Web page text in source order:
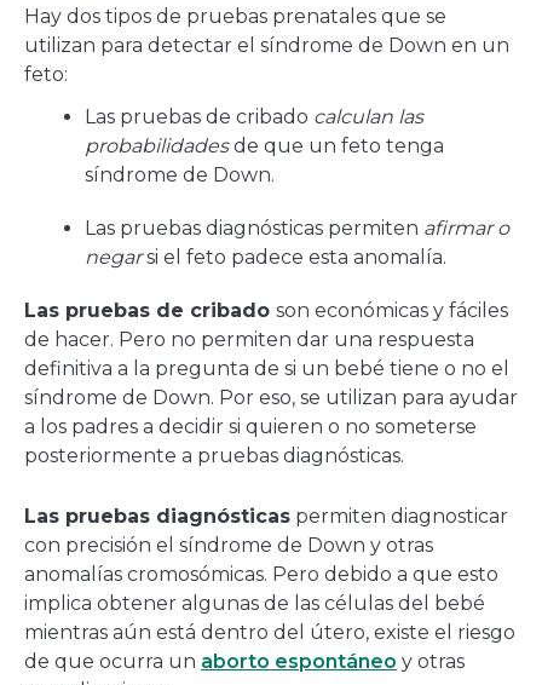
Hay dos tipos de pruebas prenatales que se
utilizan para detectar el síndrome de Down en un
feto:
Las pruebas de cribado calculan las
probabilidadesde que un feto tenga
síndrome de Down.
Las pruebas diagnósticas permiten afirmar o
negarsi el feto padece esta anomalía.
Las pruebas de cribado son económicas y fáciles
de hacer. Pero no permiten dar una respuesta
definitiva a la pregunta de si un bebé tiene o no el
síndrome de Down. Por eso, se utilizan para ayudar
a los padres a decidir si quieren o no someterse
posteriormente a pruebas diagnósticas.
Las pruebas diagnósticas permiten diagnosticar
con precisión el síndrome de Down y otras
anomalías cromosómicas. Pero debido a que esto
implica obtener algunas de las células del bebé
mientras aún está dentro del útero, existe el riesgo
de que ocurra un aborto espontáneo y otras